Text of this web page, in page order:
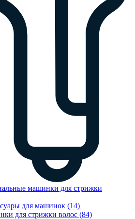
машинки для стрижки
для машинок (14)
для стрижки волос (84)